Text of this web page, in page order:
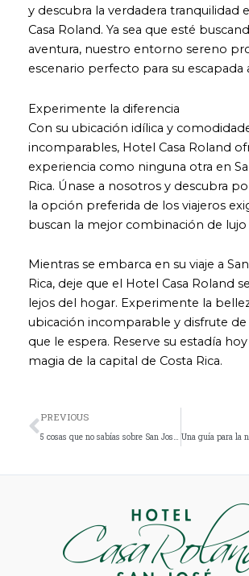
y descubra la verdadera tranquilidad
Casa Roland. Ya sea que esté
aventura, nuestro entorno sereno
escenario perfecto para su escapada
Experimente la diferencia
Con su ubicación idílica y
incomparables, Hotel Casa Roland
experiencia como ninguna otra en
Rica. Únase a nosotros y descubra
la opción preferida de los viajeros
buscan la mejor combinación de lujo
Mientras se embarca en su viaje a
Rica, deje que el Hotel Casa Roland
lejos del hogar. Experimente la
ubicación incomparable y disfrute de
que le espera. Reserve su estadía
magia de la capital de Costa Rica.
Ant
PREVIOUS